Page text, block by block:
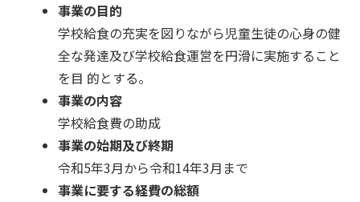
事業の目的
学校給食の充実を図りながら児童生徒の心身の健
全な発達及び学校給食運営を円滑に実施すること
を目 的とする。
事業の内容
学校給食費の助成
事業の始期及び終期
令和5年3月から令和14年3月まで
事業に要する経費の総額